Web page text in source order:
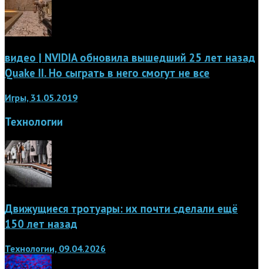
видео | NVIDIA обновила вышедший 25 лет назад
Quake II. Но сыграть в него смогут не все
Игры, 31.05.2019
Технологии
Движущиеся тротуары: их почти сделали ещё
150 лет назад
Технологии, 09.04.2026